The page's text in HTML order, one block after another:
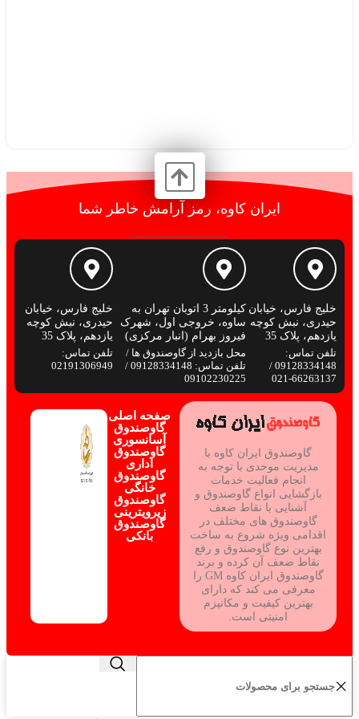
ایران کاوه، رمز آرامش خاطر شما
خلیج فارس، خیابان
حیدری، نبش کوچه
یازدهم، پلاک 35
تلفن تماس:
09128334148 /
66263137-021
کیلومتر 3 اتوبان تهران به
ساوه، خروجی اول، شهرک
فیروز بهرام (انبار مرکزی)
محل بازدید از گاوصندوق ها /
تلفن تماس: 09128334148 /
09102230225
خلیج فارس، خیابان
حیدری، نبش کوچه
یازدهم، پلاک 35
تلفن تماس:
02191306949
گاوصندوق ایران کاوه با
مدیریت موحدی با توجه به
انجام فعالیت خدمات
بازگشایی انواع گاوصندوق و
آشنایی با نقاط ضعف
گاوصندوق های مختلف در
اقدامی ویژه شروع به ساخت
بهترین نوع گاوصندوق و رفع
نقاط ضعف آن کرده و برند
گاوصندوق ایران کاوه GM را
معرفی می کند که دارای
بهترین کیفیت و مکانیزم
امنیتی است.
صفحه اصلی
گاوصندوق
آسانسوری
گاوصندوق
اداری
گاوصندوق
خانگی
گاوصندوق
زیرویترینی
گاوصندوق
بانکی